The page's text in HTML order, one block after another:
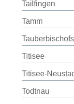
Tailfingen
Tamm
Titisee
Titisee-
Todtnau